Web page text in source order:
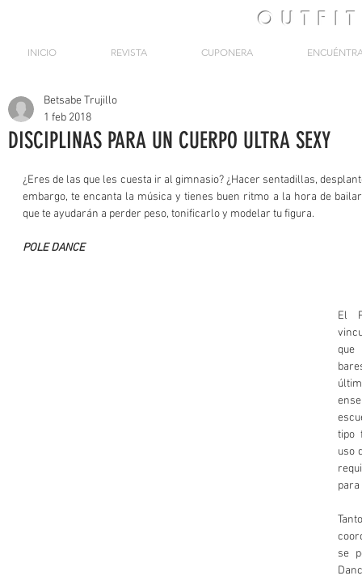
OUTFIT
INICIO REVISTA CUPONERA
DISCIPLINAS PARA UN CUERPO ULTRA SEXY
Betsabe Trujillo
1 feb 2018
¿Eres de las que les cuesta ir al gimnasio? ¿Hacer sentadillas,
embargo, te encanta la música y tienes buen ritmo a la hora de
que te ayudarán a perder peso, tonificarlo y modelar tu figura.
POLE DANCE
El
que
tipo
uso
se